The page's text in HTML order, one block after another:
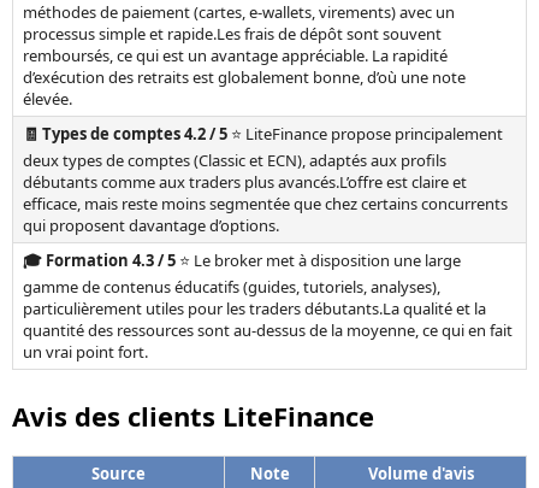
méthodes de paiement (cartes, e-wallets, virements) avec un
processus simple et rapide.Les frais de dépôt sont souvent
remboursés, ce qui est un avantage appréciable. La rapidité
d’exécution des retraits est globalement bonne, d’où une note
élevée.
🧾 Types de comptes 4.2 / 5 ⭐ LiteFinance propose principalement
deux types de comptes (Classic et ECN), adaptés aux profils
débutants comme aux traders plus avancés.L’offre est claire et
efficace, mais reste moins segmentée que chez certains concurrents
qui proposent davantage d’options.
🎓 Formation 4.3 / 5 ⭐ Le broker met à disposition une large
gamme de contenus éducatifs (guides, tutoriels, analyses),
particulièrement utiles pour les traders débutants.La qualité et la
quantité des ressources sont au-dessus de la moyenne, ce qui en fait
un vrai point fort.
Avis des clients LiteFinance
Source Note
Volume d'avis